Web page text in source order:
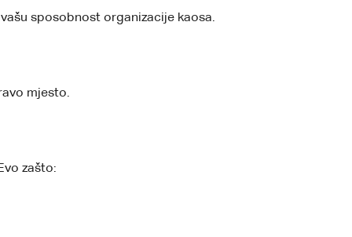
sposobnost organizacije kaosa.
mjesto.
zašto: